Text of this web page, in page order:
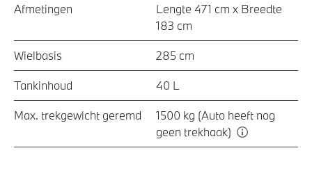
Afmetingen
Lengte 471 cm x Breedte
183 cm
Wielbasis 285 cm
Tankinhoud 40 L
Max. trekgewicht geremd
1500 kg (Auto heeft nog
geen trekhaak)